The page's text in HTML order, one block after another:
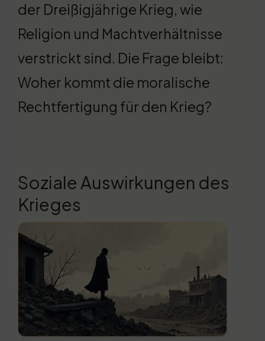
der Dreißigjährige Krieg, wie
Religion und Machtverhältnisse
verstrickt sind. Die Frage bleibt:
Woher kommt die moralische
Rechtfertigung für den Krieg?
Soziale Auswirkungen des
Krieges